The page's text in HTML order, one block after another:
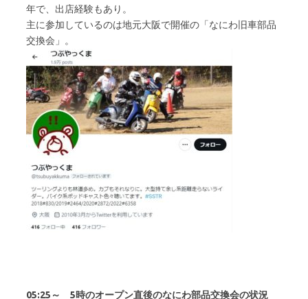
年で、出店経験もあり。
主に参加しているのは地元大阪で開催の「なにわ旧車部品
交換会」。
05:25～ 5時のオープン直後のなにわ部品交換会の状況